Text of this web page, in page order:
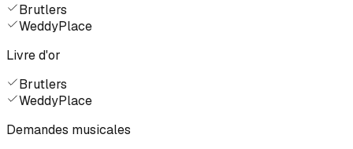
Brutlers
WeddyPlace
Livre d'or
Brutlers
WeddyPlace
Demandes musicales